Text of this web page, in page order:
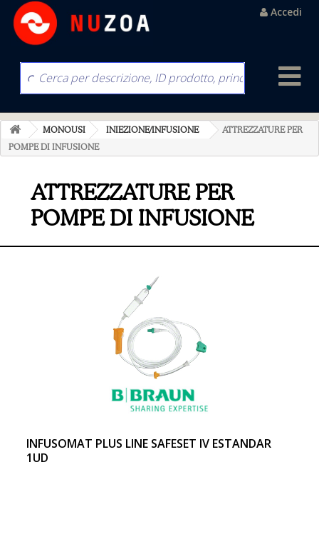
Accedi
MONOUSI INIEZIONE/INFUSIONE
ATTREZZATURE PER
POMPE DI INFUSIONE
ATTREZZATURE PER
POMPE DI INFUSIONE
INFUSOMAT PLUS LINE SAFESET IV ESTANDAR
1UD